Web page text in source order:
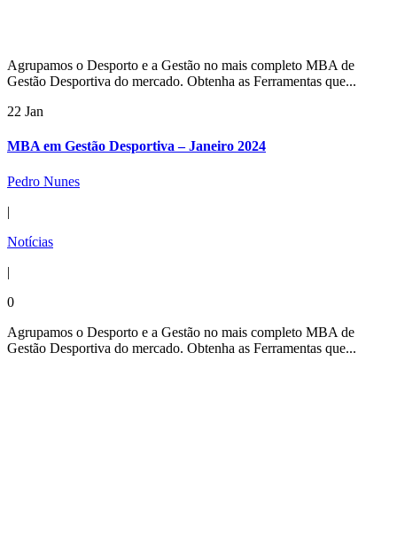
Agrupamos o Desporto e a Gestão no mais completo MBA de
Gestão Desportiva do mercado. Obtenha as Ferramentas que...
22 Jan
MBA em Gestão Desportiva – Janeiro 2024
Pedro Nunes
|
Notícias
|
0
Agrupamos o Desporto e a Gestão no mais completo MBA de
Gestão Desportiva do mercado. Obtenha as Ferramentas que...